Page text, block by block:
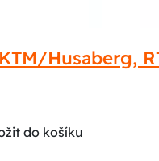
Husaberg,
do košíku